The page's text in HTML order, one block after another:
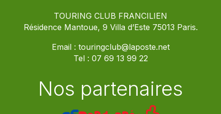
TOURING CLUB FRANCILIEN
Résidence Mantoue, 9 Villa d’Este 75013 Paris.
Email : touringclub@laposte.net
Tel : 07 69 13 99 22
Nos partenaires